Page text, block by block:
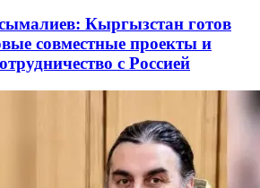
Кыргызстан готов
совместные проекты и
с Россией